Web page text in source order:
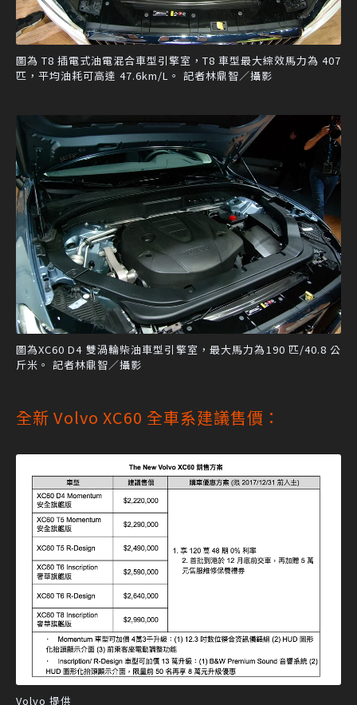
圖為 T8 插電式油電混合車型引擎室，T8 車型最大綜效馬力為 407
匹，平均油耗可高達 47.6km/L。 記者林鼎智／攝影
圖為XC60 D4 雙渦輪柴油車型引擎室，最大馬力為190 匹/40.8 公
斤米。 記者林鼎智／攝影
全新 Volvo XC60 全車系建議售價：
Volvo 提供